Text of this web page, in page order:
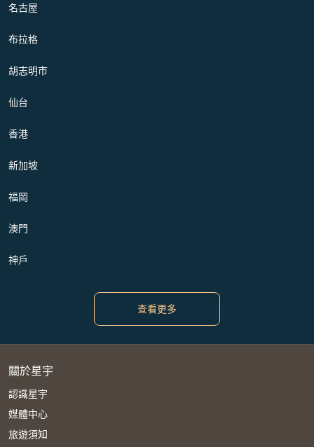
名古屋
布拉格
胡志明市
仙台
香港
新加坡
福岡
澳門
神戶
查看更多
關於星宇
認識星宇
媒體中心
旅遊須知